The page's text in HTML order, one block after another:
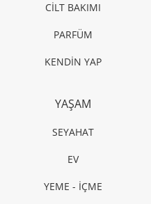
CİLT BAKIMI
PARFÜM
KENDİN YAP
YAŞAM
SEYAHAT
EV
YEME - İÇME